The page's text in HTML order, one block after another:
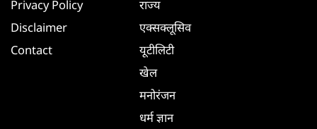
Privacy Policy
Disclaimer
Contact
राज्य
एक्सक्लूसिव
यूटीलिटी
खेल
मनोरंजन
धर्म ज्ञान